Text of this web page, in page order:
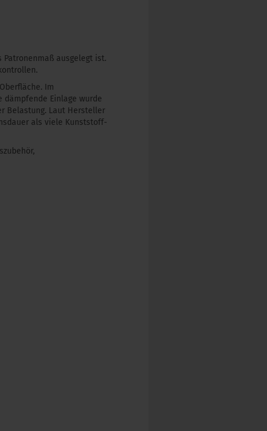
ausgelegt ist.
Im
dämpfende Einlage wurde
Belastung. Laut Hersteller
als viele Kunststoff-